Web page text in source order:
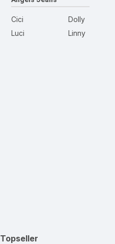
Cici
Luci
Dolly
Linny
Topseller